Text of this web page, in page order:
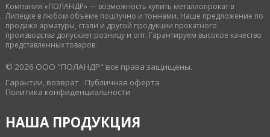
Компания «ПОЛАНДР» — возможность купить металлопрокат в
Липецке в любом объеме поштучно и тоннами. Наше предложение по
продаже арматуры, стали и другой продукции прокатного
производства допускает розницу и опт. Гарантируем высокое качество
представленных товаров.
© 2026 ООО "ПОЛАНДР" все права защищены.
Гарантии, возврат
Публичная оферта
Политика конфиденциальности
НАША ПРОДУКЦИЯ